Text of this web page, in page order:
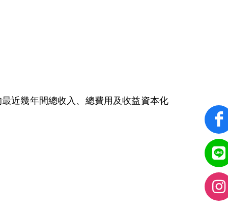
近幾年間總收入、總費用及收益資本化